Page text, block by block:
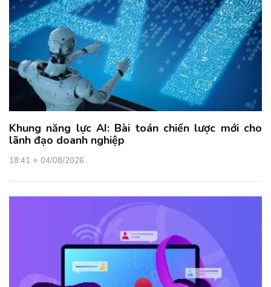
Khung năng lực AI: Bài toán chiến lược mới cho
lãnh đạo doanh nghiệp
18:41 04/08/2026